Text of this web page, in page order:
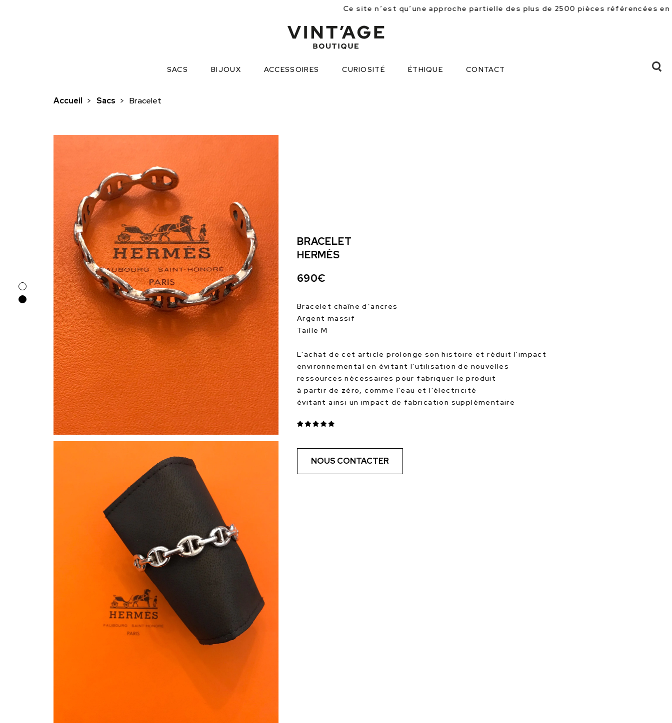
Ce site n’est qu’une approche partielle des plus de 2500 pièces référencées en magasin. Beaucoup
SACS BIJOUX ACCESSOIRES CURIOSITÉ ÉTHIQUE CONTACT
Accueil > Sacs > Bracelet
BRACELET
HERMÈS
690€
Bracelet chaîne d’ancres
Argent massif
Taille M
L'achat de cet article prolonge son histoire et réduit l'impact
environnemental en évitant l'utilisation de nouvelles
ressources nécessaires pour fabriquer le produit
à partir de zéro, comme l'eau et l'électricité
évitant ainsi un impact de fabrication supplémentaire
NOUS CONTACTER